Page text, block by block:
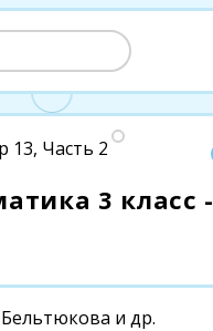
13, Часть 2
3 класс -
и др.